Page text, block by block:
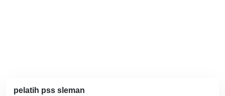
pelatih pss sleman